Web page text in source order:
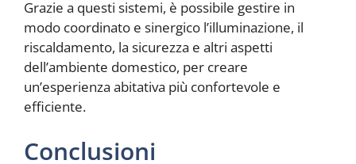
Grazie a questi sistemi, è possibile gestire in
modo coordinato e sinergico l’illuminazione, il
riscaldamento, la sicurezza e altri aspetti
dell’ambiente domestico, per creare
un’esperienza abitativa più confortevole e
efficiente.
Conclusioni